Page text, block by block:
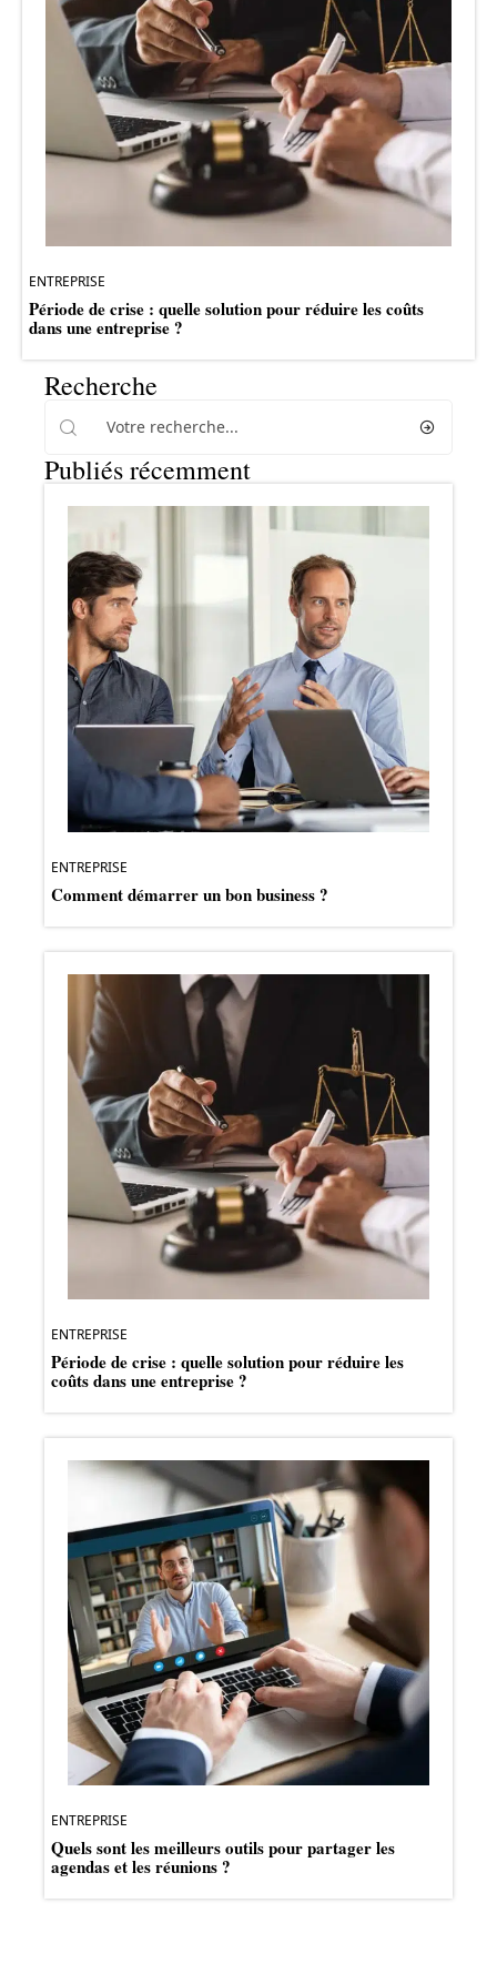
ENTREPRISE
Période de crise : quelle solution pour réduire les coûts
dans une entreprise ?
Recherche
Publiés récemment
ENTREPRISE
Comment démarrer un bon business ?
ENTREPRISE
Période de crise : quelle solution pour réduire les
coûts dans une entreprise ?
ENTREPRISE
Quels sont les meilleurs outils pour partager les
agendas et les réunions ?